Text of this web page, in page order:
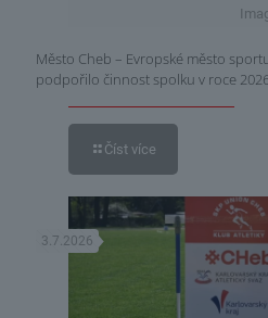
Město Cheb – Evropské město
podpořilo činnost spolku v roce
Číst více
3.7.2026